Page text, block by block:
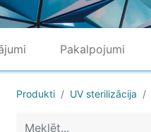
Pakalpojumi
Produkti UV sterilizācija